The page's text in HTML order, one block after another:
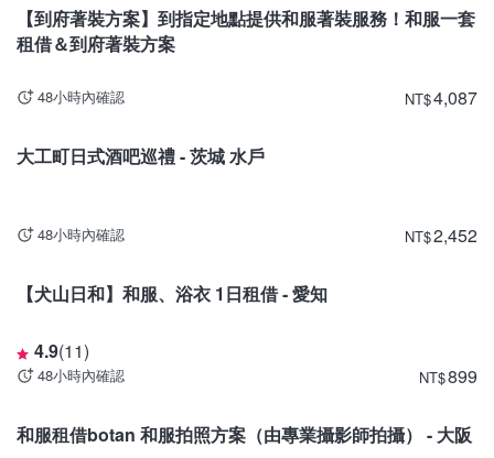
【到府著裝方案】到指定地點提供和服著裝服務！和服一套
租借＆到府著裝方案
48小時內確認 NT$4,087
大工町日式酒吧巡禮 - 茨城 水戶
48小時內確認 NT$2,452
【犬山日和】和服、浴衣 1日租借 ‐ 愛知
4.9(11)
48小時內確認 NT$899
和服租借botan 和服拍照方案（由專業攝影師拍攝） - 大阪